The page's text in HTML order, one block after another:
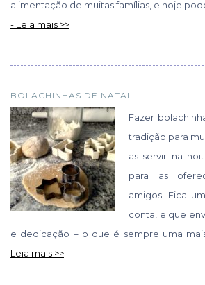
alimentação de muitas famílias, e hoje
- Leia mais >>
BOLACHINHAS DE NATAL
Fazer
tradição para
as servir na
para as
amigos. Fica
conta, e que
e dedicação – o que é sempre uma
Leia mais >>